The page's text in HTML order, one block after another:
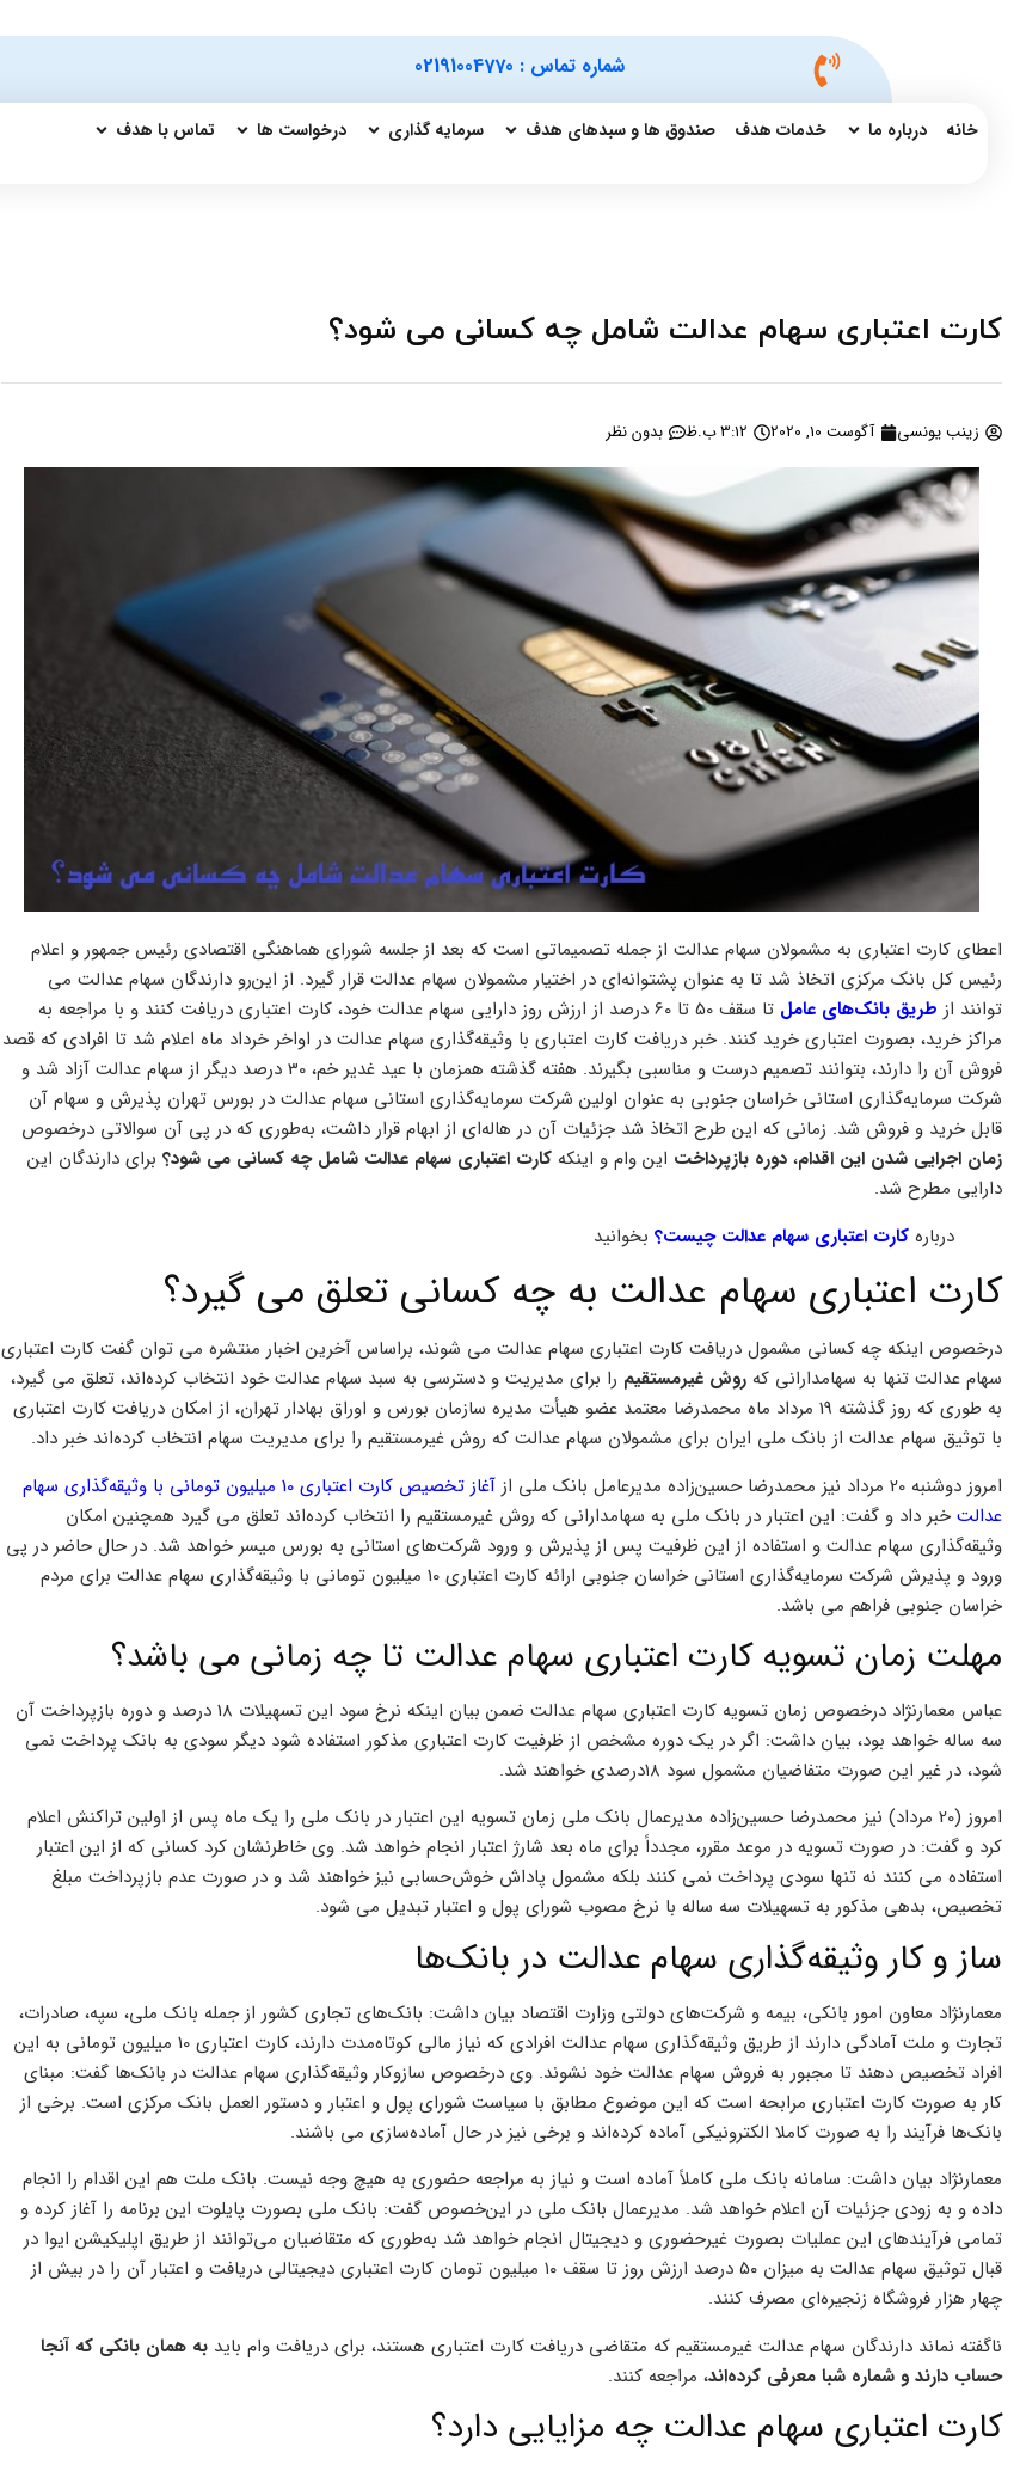
شماره تماس : 02191004770
خانه درباره ما خدمات هدف صندوق ها و سبدهای هدف سرمایه گذاری درخواست ها تماس با هدف
کارت اعتباری سهام عدالت شامل چه کسانی می شود؟
زینب یونسی آگوست 10, 2020 3:12 ب.ظ بدون نظر
اعطای کارت اعتباری به مشمولان سهام عدالت از جمله تصمیماتی است که بعد از جلسه شورای هماهنگی اقتصادی رئیس جمهور و اعلام
رئیس کل بانک مرکزی اتخاذ شد تا به عنوان پشتوانه‌ای در اختیار مشمولان سهام عدالت قرار گیرد. از این‌رو دارندگان سهام عدالت می
توانند از طریق بانک‌های عامل
تا سقف 50 تا 60 درصد از ارزش روز دارایی سهام عدالت خود، کارت اعتباری دریافت کنند و با مراجعه به
مراکز خرید، بصورت اعتباری خرید کنند. خبر دریافت کارت اعتباری با وثیقه‌گذاری سهام عدالت در اواخر خرداد ماه اعلام شد تا افرادی که قصد
فروش آن را دارند، بتوانند تصمیم درست و مناسبی بگیرند. هفته گذشته همزمان با عید غدیر خم، 30 درصد دیگر از سهام عدالت آزاد شد و
شرکت سرمایه‌گذاری استانی خراسان جنوبی به عنوان اولین شرکت سرمایه‌گذاری استانی سهام عدالت در بورس تهران پذیرش و سهام آن
قابل خرید و فروش شد. زمانی که این طرح اتخاذ شد جزئیات آن در هاله‌ای از ابهام قرار داشت، به‌طوری که در پی آن سوالاتی درخصوص
زمان اجرایی شدن این اقدام، دوره بازپرداخت این وام و اینکه کارت اعتباری سهام عدالت شامل چه کسانی می شود؟ برای دارندگان این
دارایی مطرح شد.
درباره کارت اعتباری سهام عدالت چیست؟ بخوانید
کارت اعتباری سهام عدالت به چه کسانی تعلق می گیرد؟
درخصوص اینکه چه کسانی مشمول دریافت کارت اعتباری سهام عدالت می شوند، براساس آخرین اخبار منتشره می توان گفت کارت اعتباری
سهام عدالت تنها به سهامدارانی که روش غیرمستقیم را برای مدیریت و دسترسی به سبد سهام عدالت خود انتخاب کرده‌اند، تعلق می گیرد،
به طوری که روز گذشته 19 مرداد ماه محمدرضا معتمد عضو هیأت مدیره سازمان بورس و اوراق بهادار تهران، از امکان دریافت کارت اعتباری
با توثیق سهام عدالت از بانک ملی ایران برای مشمولان سهام عدالت که روش غیرمستقیم را برای مدیریت سهام انتخاب کرده‌اند خبر داد.
امروز دوشنبه 20 مرداد نیز محمدرضا حسین‌زاده مدیرعامل بانک ملی از
آغاز تخصیص کارت اعتباری 10 میلیون تومانی با وثیقه‌گذاری سهام
عدالت خبر داد و گفت: این اعتبار در بانک ملی به سهامدارانی که روش غیرمستقیم را انتخاب کرده‌اند تعلق می گیرد همچنین امکان
وثیقه‌گذاری سهام عدالت و استفاده از این ظرفیت پس از پذیرش و ورود شرکت‌های استانی به بورس میسر خواهد شد. در حال حاضر در پی
ورود و پذیرش شرکت سرمایه‌گذاری استانی خراسان جنوبی ارائه کارت اعتباری 10 میلیون تومانی با وثیقه‌گذاری سهام عدالت برای مردم
خراسان جنوبی فراهم می باشد.
مهلت زمان تسویه کارت اعتباری سهام عدالت تا چه زمانی می باشد؟
عباس معمارنژاد درخصوص زمان تسویه کارت اعتباری سهام عدالت ضمن بیان اینکه نرخ سود این تسهیلات 18 درصد و دوره بازپرداخت آن
سه ساله خواهد بود، بیان داشت: اگر در یک دوره مشخص از ظرفیت کارت اعتباری مذکور استفاده شود دیگر سودی به بانک پرداخت نمی
شود، در غیر این صورت متفاضیان مشمول سود ۱۸درصدی خواهند شد.
امروز (20 مرداد) نیز محمدرضا حسین‌زاده مدیرعمال بانک ملی زمان تسویه این اعتبار در بانک ملی را یک ماه پس از اولین تراکنش اعلام
کرد و گفت: در صورت تسویه در موعد مقرر، مجدداً برای ماه بعد شارژ اعتبار انجام خواهد شد. وی خاطرنشان کرد کسانی که از این اعتبار
استفاده می کنند نه تنها سودی پرداخت نمی کنند بلکه مشمول پاداش خوش‌حسابی نیز خواهند شد و در صورت عدم بازپرداخت مبلغ
تخصیص، بدهی مذکور به تسهیلات سه ساله با نرخ مصوب شورای پول و اعتبار تبدیل می شود.
ساز و کار وثیقه‌گذاری سهام عدالت در بانک‌ها
معمارنژاد معاون امور بانکی، بیمه و شرکت‌های دولتی وزارت اقتصاد بیان داشت: بانک‌های تجاری کشور از جمله بانک ملی، سپه، صادرات،
تجارت و ملت آمادگی دارند از طریق وثیقه‌گذاری سهام عدالت افرادی که نیاز مالی کوتاه‌مدت دارند، کارت اعتباری 10 میلیون تومانی به این
افراد تخصیص دهند تا مجبور به فروش سهام عدالت خود نشوند. وی درخصوص سازوکار وثیقه‌گذاری سهام عدالت در بانک‌ها گفت: مبنای
کار به صورت کارت اعتباری مرابحه است که این موضوع مطابق با سیاست شورای پول و اعتبار و دستور العمل بانک ‌مرکزی است. برخی از
بانک‌ها فرآیند را به صورت کاملا الکترونیکی آماده کرده‌اند و برخی نیز در حال آماده‌سازی می باشند.
معمارنژاد بیان داشت: سامانه بانک ملی کاملاً آماده است و نیاز به مراجعه حضوری به هیچ وجه نیست. بانک ملت هم این اقدام را انجام
داده و به زودی جزئیات آن اعلام خواهد شد. مدیرعمال بانک ملی در این‌خصوص گفت: بانک ملی بصورت پایلوت این برنامه را آغاز کرده و
تمامی فرآیند‌های این عملیات بصورت غیرحضوری و دیجیتال انجام خواهد شد به‌طوری که متقاضیان می‌توانند از طریق اپلیکیشن ایوا در
قبال توثیق سهام عدالت به میزان ۵۰ درصد ارزش روز تا سقف ۱۰ میلیون تومان کارت اعتباری دیجیتالی دریافت و اعتبار آن را در بیش از
چهار هزار فروشگاه زنجیره‌ای مصرف کنند.
ناگفته نماند دارندگان سهام عدالت غیرمستقیم که متقاضی دریافت کارت اعتباری هستند، برای دریافت وام باید به همان بانکی که آنجا
حساب دارند و شماره شبا معرفی کرده‌اند، مراجعه کنند.
کارت اعتباری سهام عدالت چه مزایایی دارد؟